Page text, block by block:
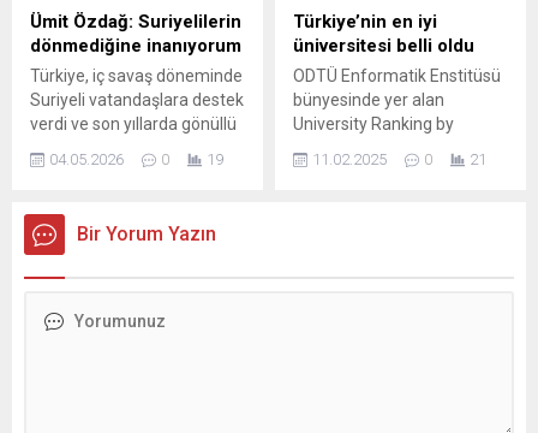
duymaktadır. Yaşanmakta
olan gelişmeler bölgesel
ihtilafın küresel düzeye
taşınmasına neden
olabilecektir. Bu felaket
senaryosunun hayata
geçmesini istemiyoruz"
hijyen ve personel kriziyle
karşı karşıya bıraktığını
yaşananların Milli...
Ümit Özdağ: Suriyelilerin
dönmediğine inanıyorum
Türkiye, iç savaş döneminde
Suriyeli vatandaşlara destek
verdi ve son yıllarda gönüllü
geri dönüş süreçleri için
çeşitli çalışmalar yürüttü.
sonuçları ve açıklanan
rakamlar, kamuoyunda
Genel Başkanı Ümit Özdağ,
04.05.2026 0 19
Türkiye’nin en iyi
üniversitesi belli oldu
ODTÜ Enformatik Enstitüsü
bünyesinde yer alan
University Ranking by
Academic Performance
(URAP) Araştırma
11.02.2025 0 21
Bir Yorum Yazın